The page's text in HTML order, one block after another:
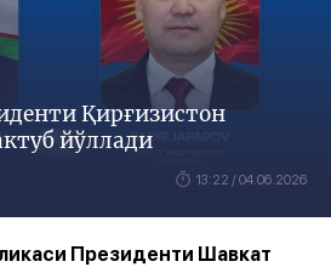
Қирғизистон
йўллади
13:22 / 04.06.2026
Президенти Шавкат